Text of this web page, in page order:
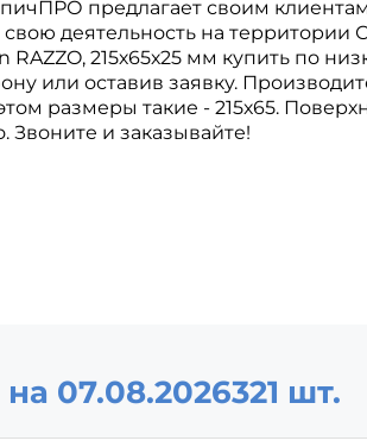
предлагает своим
деятельность на территории
RAZZO, 215х65х25 мм купить по
или оставив заявку.
размеры такие - 215х65.
Звоните и заказывайте!
07.08.2026321 шт.